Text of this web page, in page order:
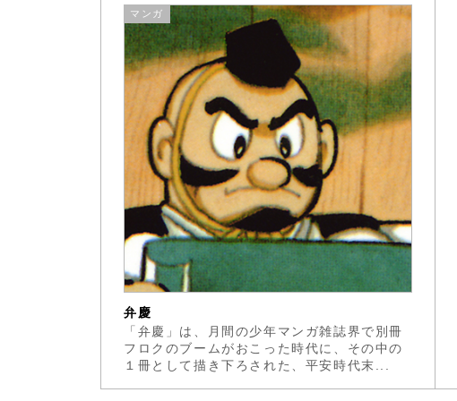
マンガ
弁慶
「弁慶」は、月間の少年マンガ雑誌界で別冊
フロクのブームがおこった時代に、その中の
１冊として描き下ろされた、平安時代末...